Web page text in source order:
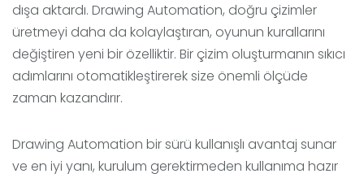
dışa aktardı. Drawing Automation, doğru çizimler
üretmeyi daha da kolaylaştıran, oyunun kurallarını
değiştiren yeni bir özelliktir. Bir çizim oluşturmanın sıkıcı
adımlarını otomatikleştirerek size önemli ölçüde
zaman kazandırır.
Drawing Automation bir sürü kullanışlı avantaj sunar
ve en iyi yanı, kurulum gerektirmeden kullanıma hazır